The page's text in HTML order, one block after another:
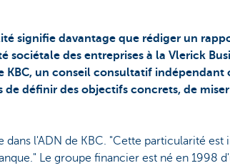
signifie davantage que rédiger un
sociétale des entreprises à la Vlerick
KBC, un conseil consultatif
définir des objectifs concrets, de
dans l'ADN de KBC. "Cette particularité
Le groupe financier est né en 1998